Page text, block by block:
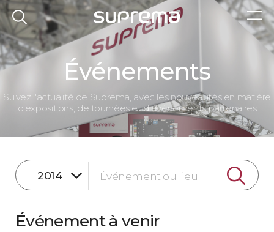
Événements
Suivez l'actualité de Suprema, avec les nouveautés en matière
d'expositions, de tournées et d'événements partenaires
Événement à venir